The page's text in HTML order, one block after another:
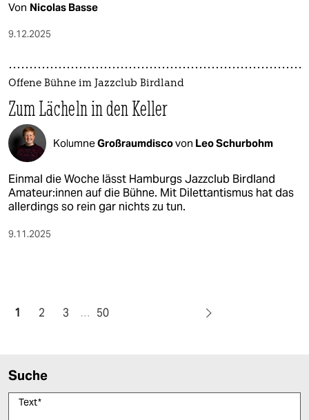
Von Nicolas Basse
9.12.2025
Offene Bühne im Jazzclub Birdland
Zum Lächeln in den Keller
KolumneGroßraumdiscovon Leo Schurbohm
Einmal die Woche lässt Hamburgs Jazzclub Birdland
Ama­teu­r:in­nen auf die Bühne. Mit Dilettantismus hat das
allerdings so rein gar nichts zu tun.
9.11.2025
1 2 3 … 50
Suche
Text*